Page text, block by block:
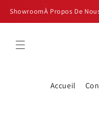
passer
ShowroomÀ Propos De
Accueil